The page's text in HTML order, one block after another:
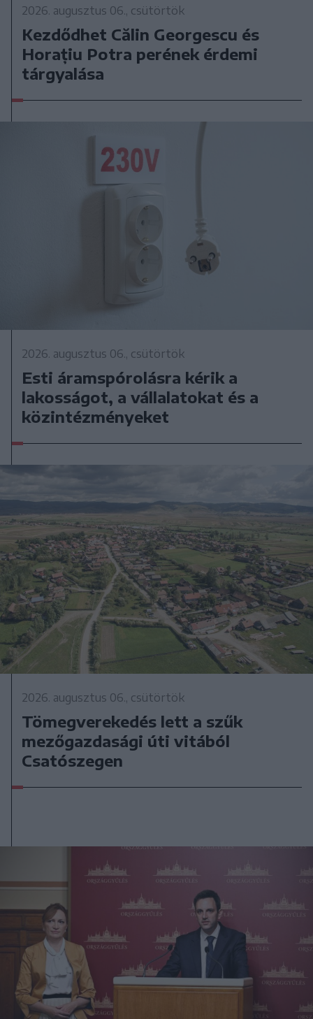
2026. augusztus 06., csütörtök
Kezdődhet Călin Georgescu és
Horațiu Potra perének érdemi
tárgyalása
2026. augusztus 06., csütörtök
Esti áramspórolásra kérik a
lakosságot, a vállalatokat és a
közintézményeket
2026. augusztus 06., csütörtök
Tömegverekedés lett a szűk
mezőgazdasági úti vitából
Csatószegen